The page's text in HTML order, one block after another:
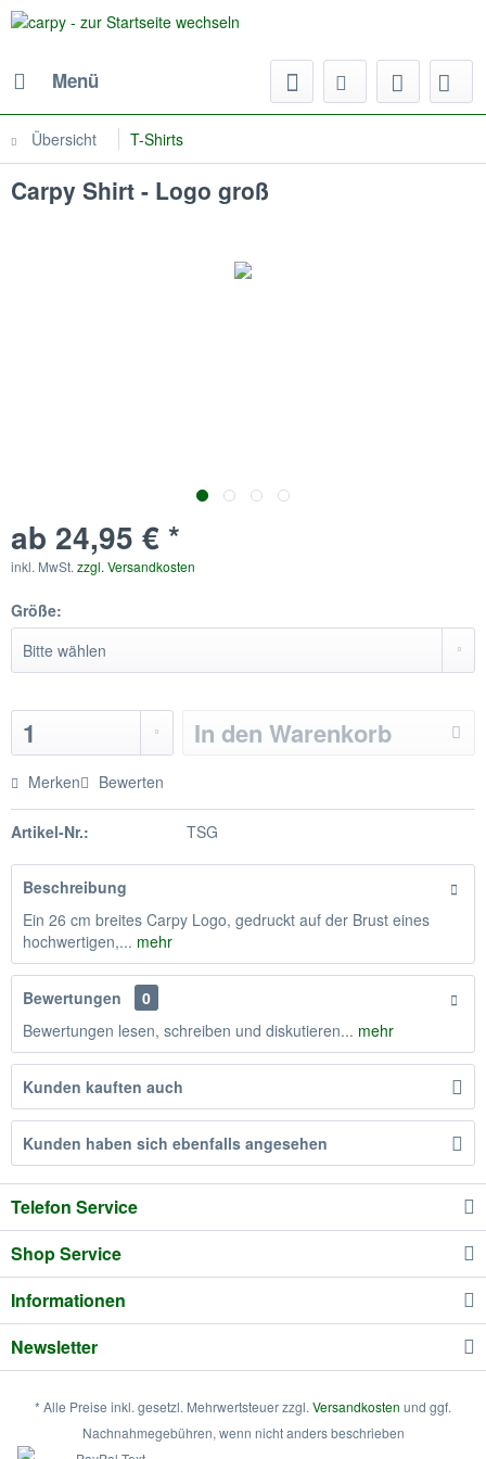
Menü
Übersicht T-Shirts
Carpy Shirt - Logo groß
ab 24,95 € *
inkl. MwSt. zzgl. Versandkosten
Größe:
In den Warenkorb
Merken Bewerten
Artikel-Nr.: TSG
Beschreibung
Ein 26 cm breites Carpy Logo, gedruckt auf der Brust eines
hochwertigen,... mehr
Bewertungen
0
Bewertungen lesen, schreiben und diskutieren... mehr
Kunden kauften auch
Kunden haben sich ebenfalls angesehen
Telefon Service
Shop Service
Informationen
Newsletter
* Alle Preise inkl. gesetzl. Mehrwertsteuer zzgl. Versandkosten und ggf.
Nachnahmegebühren, wenn nicht anders beschrieben